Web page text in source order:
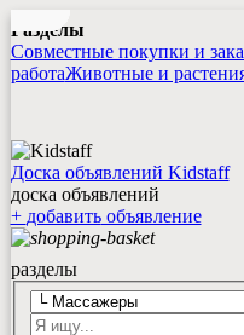
Разделы
Совместные покупки и
работаЖивотные и
Доска объявлений Kidstaff
доска объявлений
+ добавитьобъявление
разделы